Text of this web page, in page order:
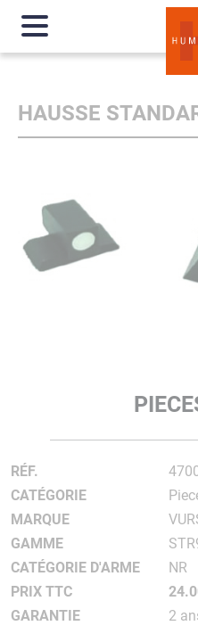
HAUSSE
RÉF.
CATÉGORIE
MARQUE
GAMME
CATÉGORIE D'ARME
NR
PRIX TTC
GARANTIE
2